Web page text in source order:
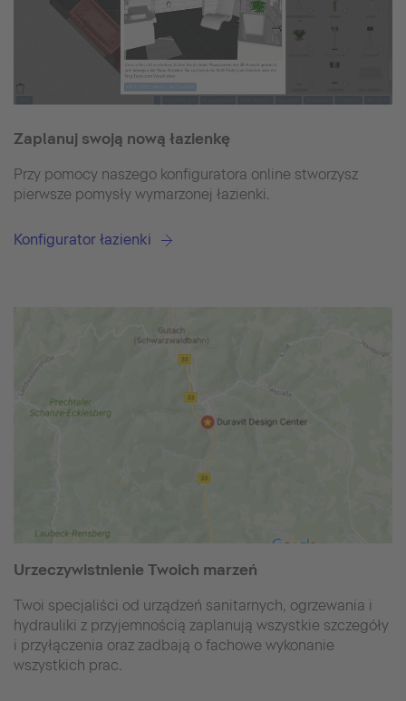
Zaplanuj swoją nową łazienkę
Przy pomocy naszego konfiguratora online stworzysz
pierwsze pomysły wymarzonej łazienki.
Konfigurator łazienki
Urzeczywistnienie Twoich marzeń
Twoi specjaliści od urządzeń sanitarnych, ogrzewania i
hydrauliki z przyjemnością zaplanują wszystkie szczegóły
i przyłączenia oraz zadbają o fachowe wykonanie
wszystkich prac.